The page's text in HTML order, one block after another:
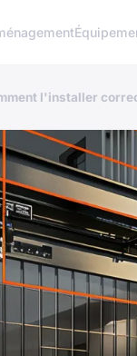
l'installer